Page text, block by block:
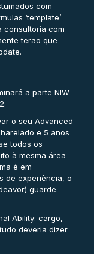
com
‘template’
consultoria com
terão que
a parte NIW
o seu Advanced
e 5 anos
todos os
à mesma área
é em
de experiência, o
guarde
Ability: cargo,
deveria dizer